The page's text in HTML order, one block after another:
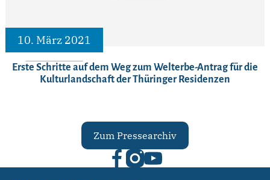
10. März 2021
Erste Schritte auf dem Weg zum Welterbe-Antrag für die
Kulturlandschaft der Thüringer Residenzen
Zum Pressearchiv